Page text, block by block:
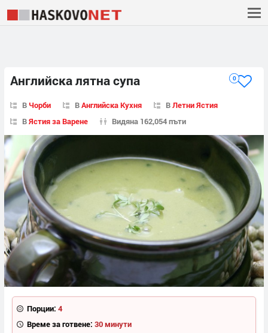
Английска лятна супа 0
ВЧорби ВАнглийска Кухня ВЛетни Ястия
ВЯстия за Варене Видяна 162,054 пъти
Порции: 4
Време за готвене: 30 минути